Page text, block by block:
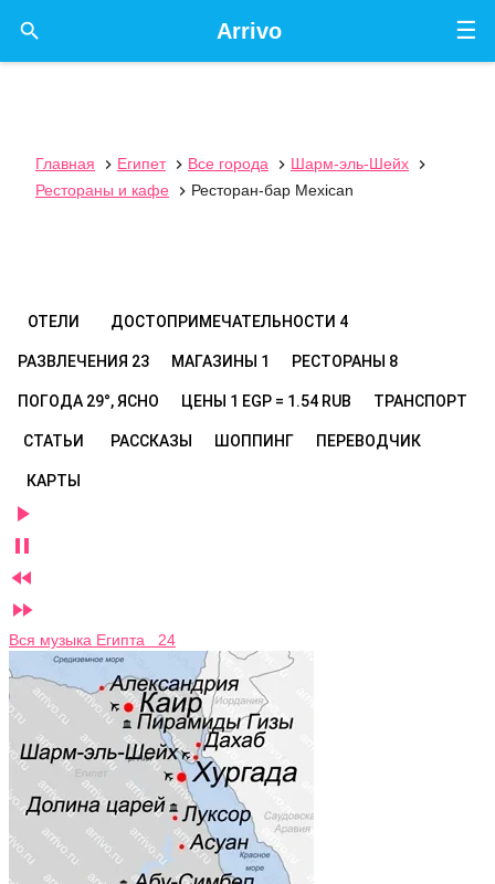
☰
Arrivo

Главная  Египет  Все города  Шарм-эль-Шейх

Рестораны и кафе
 Ресторан-бар Mexican
ОТЕЛИ ДОСТОПРИМЕЧАТЕЛЬНОСТИ 4
РАЗВЛЕЧЕНИЯ 23 МАГАЗИНЫ 1 РЕСТОРАНЫ 8
ПОГОДА 29°, ЯСНО ЦЕНЫ 1 EGP = 1.54 RUB ТРАНСПОРТ
СТАТЬИ РАССКАЗЫ ШОППИНГ ПЕРЕВОДЧИК
КАРТЫ




Вся музыка Египта 24